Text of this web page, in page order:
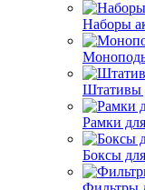
Наборы
Штативы
Рамки
Боксы